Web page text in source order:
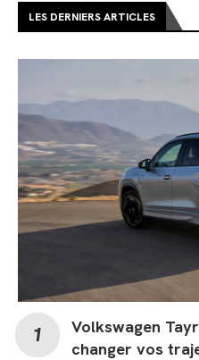
LES DERNIERS ARTICLES
Volkswagen
changer vos